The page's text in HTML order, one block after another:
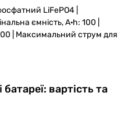
LiFePO4 |
ємність, A·h: 100 |
| Максимальний струм для
вартість та